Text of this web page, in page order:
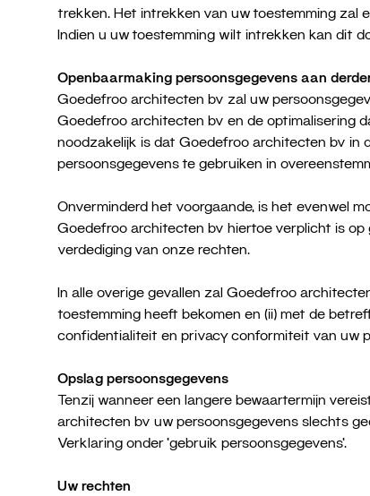
trekken. Het intrekken van uw toestemming zal
Indien u uw toestemming wilt intrekken kan dit
Openbaarmaking persoonsgegevens aan
Goedefroo architecten bv zal uw
Goedefroo architecten bv en de optimalisering
noodzakelijk is dat Goedefroo architecten bv in
persoonsgegevens te gebruiken in
Onverminderd het voorgaande, is het evenwel
Goedefroo architecten bv hiertoe verplicht is op
verdediging van onze rechten.
In alle overige gevallen zal Goedefroo
toestemming heeft bekomen en (ii) met de
confidentialiteit en privacy conformiteit van uw
Opslag persoonsgegevens
Tenzij wanneer een langere bewaartermijn
architecten bv uw persoonsgegevens slechts
Verklaring onder ‘gebruik persoonsgegevens’.
Uw rechten